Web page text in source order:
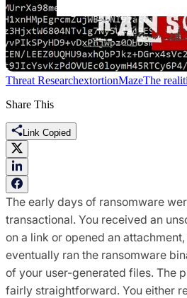
Threat ResearchextortionMazeThe
Share This
Link Copied
The early days of ransomware
transactional. You received an
on a link or opened an
eventually ran the ransomware
of your user-generated files. The
fairly straightforward. You either